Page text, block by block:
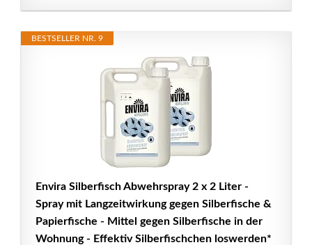
BESTSELLER NR. 9
Envira Silberfisch Abwehrspray 2 x 2 Liter -
Spray mit Langzeitwirkung gegen Silberfische &
Papierfische - Mittel gegen Silberfische in der
Wohnung - Effektiv Silberfischchen loswerden*